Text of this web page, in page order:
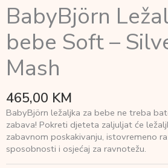
BabyBjörn
bebe Soft –
Mash
465,00 KM
BabyBjörn ležaljka za bebe ne treba
zabava! Pokreti djeteta zaljuljat će
zabavnom poskakivanju, istovremeno
sposobnosti i osjećaj za ravnotežu.